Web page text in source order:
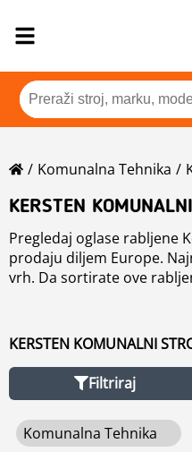
Komunalna Tehnika
KERSTEN
Pregledaj oglase rabljene
prodaju diljem Europe.
vrh. Da sortirate ove
rabljenekomunalni strojevi
KERSTEN KOMUNALNI
Filtriraj
Komunalna Tehnika